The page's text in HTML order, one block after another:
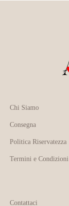
Chi Siamo
Consegna
Politica Riservatezza
Termini e Condizioni
Contattaci